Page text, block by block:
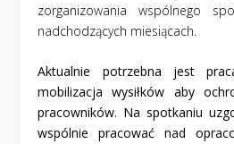
zorganizowania wspólnego
nadchodzących miesiącach.
Aktualnie potrzebna jest
mobilizacja wysiłków aby
pracowników. Na spotkaniu
wspólnie pracować nad